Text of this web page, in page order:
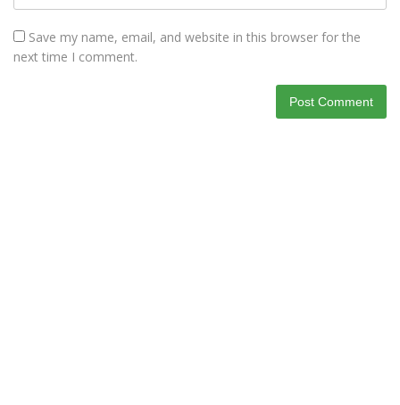
Save my name, email, and website in this browser for the
next time I comment.